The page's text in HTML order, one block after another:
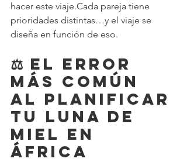
hacer este viaje.Cada pareja tiene
prioridades distintas…y el viaje se
diseña en función de eso.
⚖️ El error
más común
al planificar
tu luna de
miel en
África